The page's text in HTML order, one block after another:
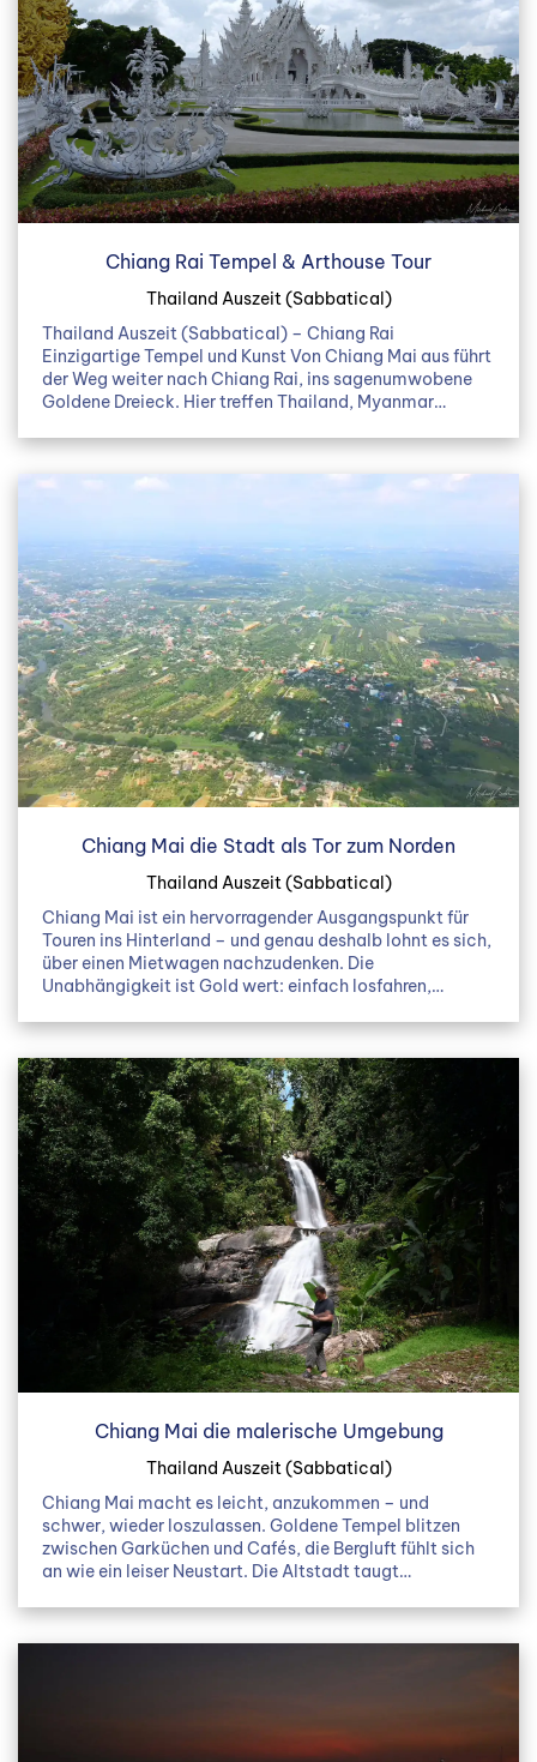
Chiang Rai Tempel & Arthouse Tour
Thailand Auszeit (Sabbatical)
Thailand Auszeit (Sabbatical) – Chiang Rai
Einzigartige Tempel und Kunst Von Chiang Mai aus führt
der Weg weiter nach Chiang Rai, ins sagenumwobene
Goldene Dreieck. Hier treffen Thailand, Myanmar…
Chiang Mai die Stadt als Tor zum Norden
Thailand Auszeit (Sabbatical)
Chiang Mai ist ein hervorragender Ausgangspunkt für
Touren ins Hinterland – und genau deshalb lohnt es sich,
über einen Mietwagen nachzudenken. Die
Unabhängigkeit ist Gold wert: einfach losfahren,…
Chiang Mai die malerische Umgebung
Thailand Auszeit (Sabbatical)
Chiang Mai macht es leicht, anzukommen – und
schwer, wieder loszulassen. Goldene Tempel blitzen
zwischen Garküchen und Cafés, die Bergluft fühlt sich
an wie ein leiser Neustart. Die Altstadt taugt…